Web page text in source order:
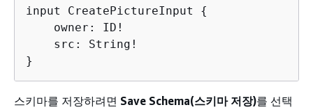
input CreatePictureInput {
    owner: ID!
    src: String!
}
스키마를 저장하려면 Save Schema(스키마 저장)를 선택